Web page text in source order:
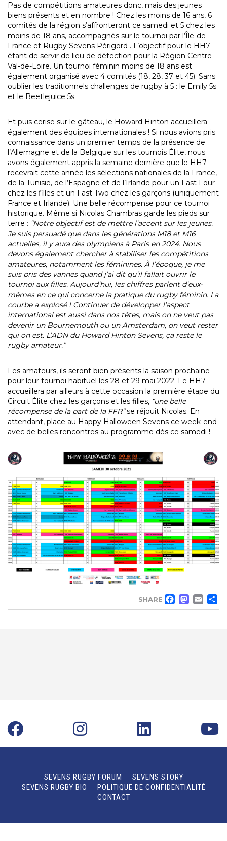
Pas de compétitions amateures donc, mais des jeunes
biens présents et en nombre ! Chez les moins de 16 ans, 6
comités de la région s’affronteront ce samedi et 5 chez les
moins de 18 ans, accompagnés sur le tournoi par l’Île-de-
France et Rugby Sevens Périgord . L’objectif pour le HH7
étant de servir de lieu de détection pour la Région Centre
Val-de-Loire. Un tournoi féminin moins de 18 ans est
également organisé avec 4 comités (18, 28, 37 et 45). Sans
oublier les traditionnels challenges de rugby à 5 : le Emily 5s
et le Beetlejuice 5s.
Et puis cerise sur le gâteau, le Howard Hinton accueillera
également des équipes internationales ! Si nous avions pris
connaissance dans un premier temps de la présence de
l’Allemagne et de la Belgique sur les tournois Élite, nous
avons également appris la semaine dernière que le HH7
recevrait cette année les sélections nationales de la France,
de la Tunisie, de l’Espagne et de l’Irlande pour un Fast Four
chez les filles et un Fast Two chez les garçons (uniquement
France et Irlande). Une belle récompense pour ce tournoi
historique. Même si Nicolas Chambras garde les pieds sur
terre : “Notre objectif est de mettre l’accent sur les jeunes.
Je suis persuadé que dans les générations M18 et M16
actuelles, il y aura des olympiens à Paris en 2024. Nous
devons également chercher à stabiliser les compétitions
amateures, notamment les féminines. À l’époque, je me
suis pris des vannes quand j’ai dit qu’il fallait ouvrir le
tournoi aux filles. Aujourd’hui, les chiffres parlent d’eux-
mêmes en ce qui concerne la pratique du rugby féminin. La
courbe a explosé ! Continuer de développer l’aspect
international est aussi dans nos têtes, mais on ne veut pas
devenir un Bournemouth ou un Amsterdam, on veut rester
qui on est. L’ADN du Howard Hinton Sevens, ça reste le
rugby amateur.”
Les amateurs, ils seront bien présents la saison prochaine
pour leur tournoi habituel les 28 et 29 mai 2022. Le HH7
accueillera par ailleurs à cette occasion la première étape du
Circuit Élite chez les garçons et les filles, “une belle
récompense de la part de la FFR”se réjouit Nicolas. En
attendant, place au Happy Halloween Sevens ce week-end
avec de belles rencontres au programme dès ce samedi !
SHARE
SEVENS RUGBY FORUM
SEVENS STORY
SEVENS RUGBY BIO
POLITIQUE DE CONFIDENTIALITÉ
CONTACT